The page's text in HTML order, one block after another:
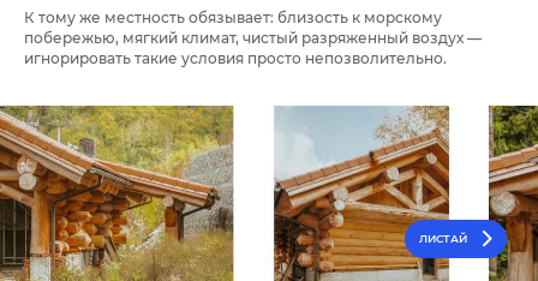
К тому же местность обязывает: близость к морскому
побережью, мягкий климат, чистый разряженный воздух —
игнорировать такие условия просто непозволительно.
ЛИСТАЙ